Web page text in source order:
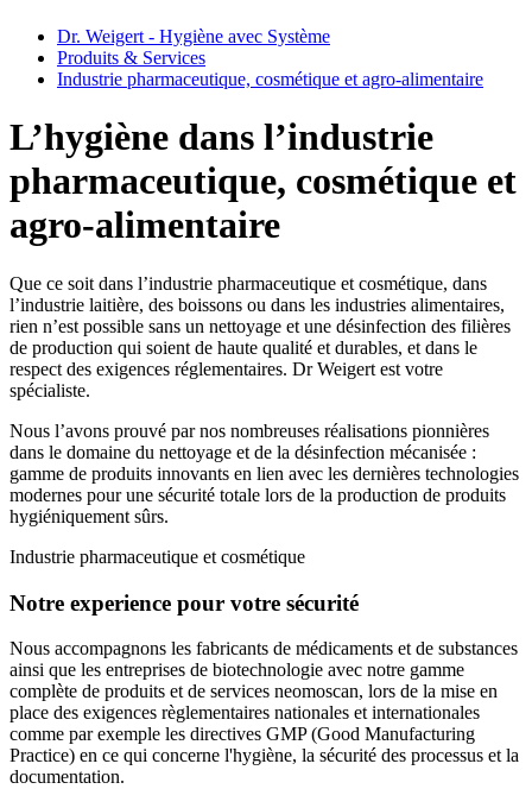
Dr. Weigert - Hygiène avec Système
Produits & Services
Industrie pharmaceutique, cosmétique et agro-alimentaire
L’hygiène dans l’industrie
pharmaceutique, cosmétique et
agro-alimentaire
Que ce soit dans l’industrie pharmaceutique et cosmétique, dans
l’industrie laitière, des boissons ou dans les industries alimentaires,
rien n’est possible sans un nettoyage et une désinfection des filières
de production qui soient de haute qualité et durables, et dans le
respect des exigences réglementaires. Dr Weigert est votre
spécialiste.
Nous l’avons prouvé par nos nombreuses réalisations pionnières
dans le domaine du nettoyage et de la désinfection mécanisée :
gamme de produits innovants en lien avec les dernières technologies
modernes pour une sécurité totale lors de la production de produits
hygiéniquement sûrs.
Industrie pharmaceutique et cosmétique
Notre experience pour votre sécurité
Nous accompagnons les fabricants de médicaments et de substances
ainsi que les entreprises de biotechnologie avec notre gamme
complète de produits et de services neomoscan, lors de la mise en
place des exigences règlementaires nationales et internationales
comme par exemple les directives GMP (Good Manufacturing
Practice) en ce qui concerne l'hygiène, la sécurité des processus et la
documentation.